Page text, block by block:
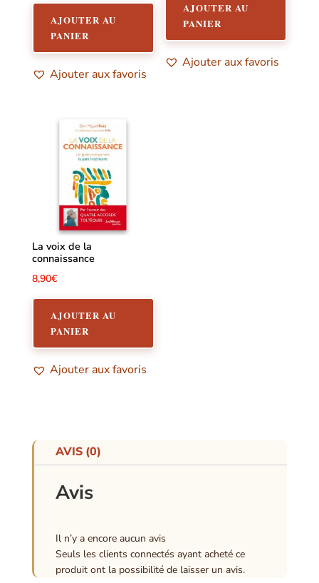
AJOUTER AU
PANIER
Ajouter aux favoris
AJOUTER AU
PANIER
Ajouter aux favoris
La voix de la
connaissance
8,90€
AJOUTER AU
PANIER
Ajouter aux favoris
AVIS (0)
Avis
Il n’y a encore aucun avis
Seuls les clients connectés ayant acheté ce
produit ont la possibilité de laisser un avis.